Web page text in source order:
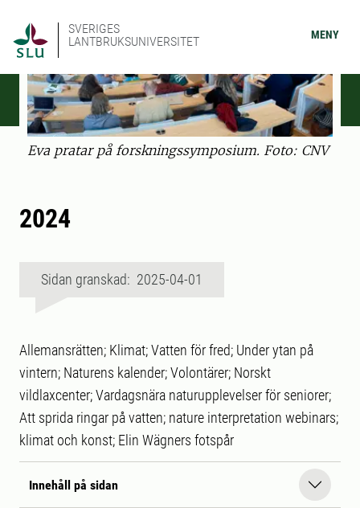
SVERIGES
LANTBRUKSUNIVERSITET
MENY
Eva pratar på forskningssymposium. Foto: CNV
2024
Sidan granskad: 2025-04-01
Allemansrätten; Klimat; Vatten för fred; Under ytan på
vintern; Naturens kalender; Volontärer; Norskt
vildlaxcenter; Vardagsnära naturupplevelser för seniorer;
Att sprida ringar på vatten; nature interpretation webinars;
klimat och konst; Elin Wägners fotspår
Innehåll på sidan